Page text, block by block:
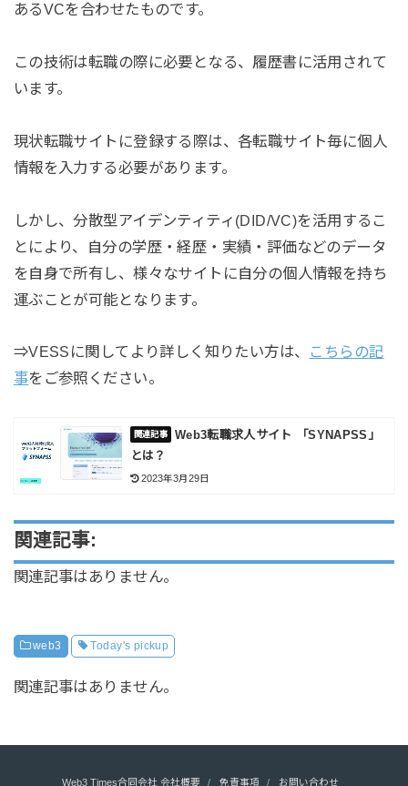
あるVCを合わせたものです。
この技術は転職の際に必要となる、履歴書に活用されて
います。
現状転職サイトに登録する際は、各転職サイト毎に個人
情報を入力する必要があります。
しかし、分散型アイデンティティ(DID/VC)を活用するこ
とにより、自分の学歴・経歴・実績・評価などのデータ
を自身で所有し、様々なサイトに自分の個人情報を持ち
運ぶことが可能となります。
⇒VESSに関してより詳しく知りたい方は、
こちらの記
事をご参照ください。
Web3転職求人サイト 「SYNAPSS」
とは？
2023年3月29日
関連記事:
関連記事はありません。
web3 Today's pickup
関連記事はありません。
Web3 Times合同会社 会社概要 免責事項 お問い合わせ